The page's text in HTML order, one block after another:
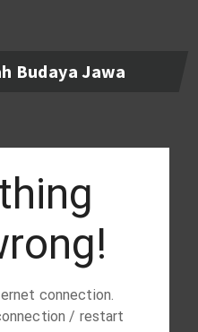
Budaya Jawa